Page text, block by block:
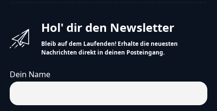
Hol' dir den Newsletter
Bleib auf dem Laufenden! Erhalte die neuesten
Nachrichten direkt in deinen Posteingang.
Dein Name